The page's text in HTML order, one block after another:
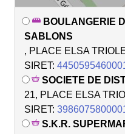
BOULANGERIE
SABLONS
, PLACE ELSA
SIRET:
SOCIETE DE
21, PLACE ELSA
SIRET:
S.K.R.